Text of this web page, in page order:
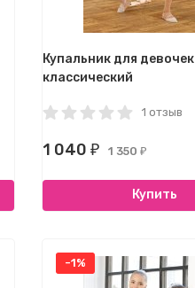
Купальник для девочек
классический
1 отзыв
1 040 ₽ 1 350 ₽
Купить
-1%